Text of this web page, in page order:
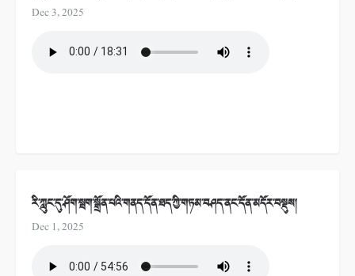
Dec 3, 2025
རི་ཀླུང་དུ་ཤོག་སྦག་སྒྲོན་པའི་གནད་དོན་ཐད་ཀྱི་གཏམ་བཤད་ནང་དོན་མདོར་བསྡུས།
Dec 1, 2025